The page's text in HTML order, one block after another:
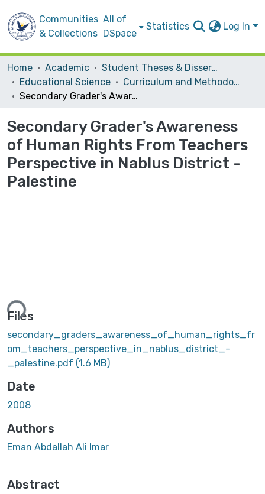
Communities
& Collections
All of
DSpace
Statistics Log In
Home Academic
Student Theses & Dissertations
Educational Science
Curriculum and Methodology
Secondary Grader's Awareness of Human Rights From Teachers Perspective in Nablus District - Palestine
Secondary Grader's Awareness
of Human Rights From Teachers
Perspective in Nablus District -
Palestine
Files
secondary_graders_awareness_of_human_rights_fr
om_teachers_perspective_in_nablus_district_-
_palestine.pdf (1.6 MB)
Date
2008
Authors
Eman Abdallah Ali Imar
Abstract